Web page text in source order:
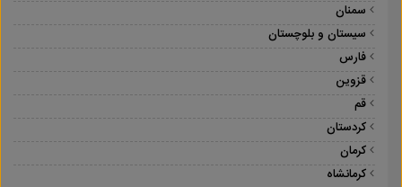
سمنان
سیستان و بلوچستان
فارس
قزوین
قم
کردستان
کرمان
کرمانشاه